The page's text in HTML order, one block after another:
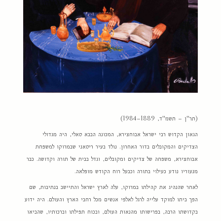
(תר"ן – תשמ"ד, 1889–1984)
הגאון הקדוש רבי ישראל אבוחצירא, המכונה הבבא סאלי, היה מגדולי
הצדיקים והמקובלים בדור האחרון. נולד בעיר ריסאני שבמרוקו למשפחת
אבוחצירא, משפחה של צדיקים ומקובלים, וגדל בבית של תורה וקדושה. כבר
מנעוריו נודע כעילוי בתורה וכבעל רוח הקודש מופלאה.
לאחר שהנהיג את קהילתו במרוקו, עלה לארץ ישראל והתיישב בנתיבות, שם
הפך ביתו למוקד עלייה לרגל לאלפי אנשים מכל רחבי הארץ והעולם. היה ידוע
בקדושתו הרבה, בפרישותו מהנאות העולם, ובכוח תפילתו וברכותיו, שהביאו